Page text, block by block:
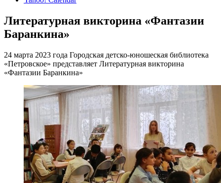
Литературная викторина «Фантазии
Баранкина»
24 марта 2023 года Городская детско-юношеская библиотека
«Петровское» представляет Литературная викторина
«Фантазии Баранкина»